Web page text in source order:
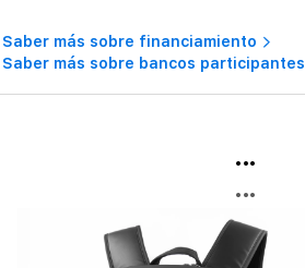
Saber más sobre financiamiento
Saber más sobre bancos participantes
...
...